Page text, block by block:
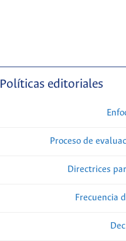
Políticas editoriales
Proceso de
Directrices
Frecuencia